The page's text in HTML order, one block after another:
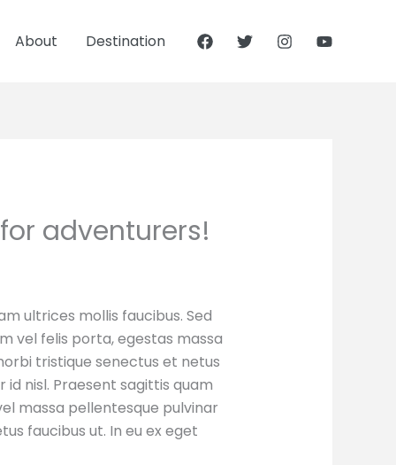
About Destination
adventurers!
ultrices mollis faucibus. Sed
vel felis porta, egestas massa
tristique senectus et netus
nisl. Praesent sagittis quam
massa pellentesque pulvinar
faucibus ut. In eu ex eget